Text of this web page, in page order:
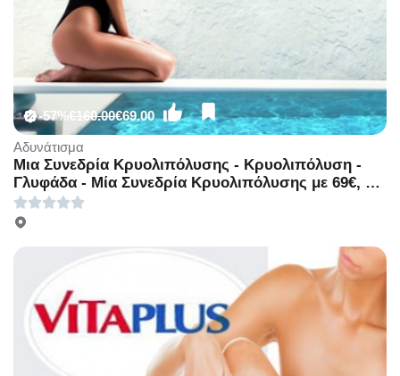
-57%€160.00€69.00
Αδυνάτισμα
Μια Συνεδρία Κρυολιπόλυσης - Κρυολιπόλυση -
Γλυφάδα - Μία Συνεδρία Κρυολιπόλυσης με 69€, ή
Δυο Συνεδρίες Κρυολιπόλυσης με 100€ (Έκπτωση
58%), στο νέο υπερπολυτελές και μοντέρνο χώρο
στην Γλυφάδα!!!